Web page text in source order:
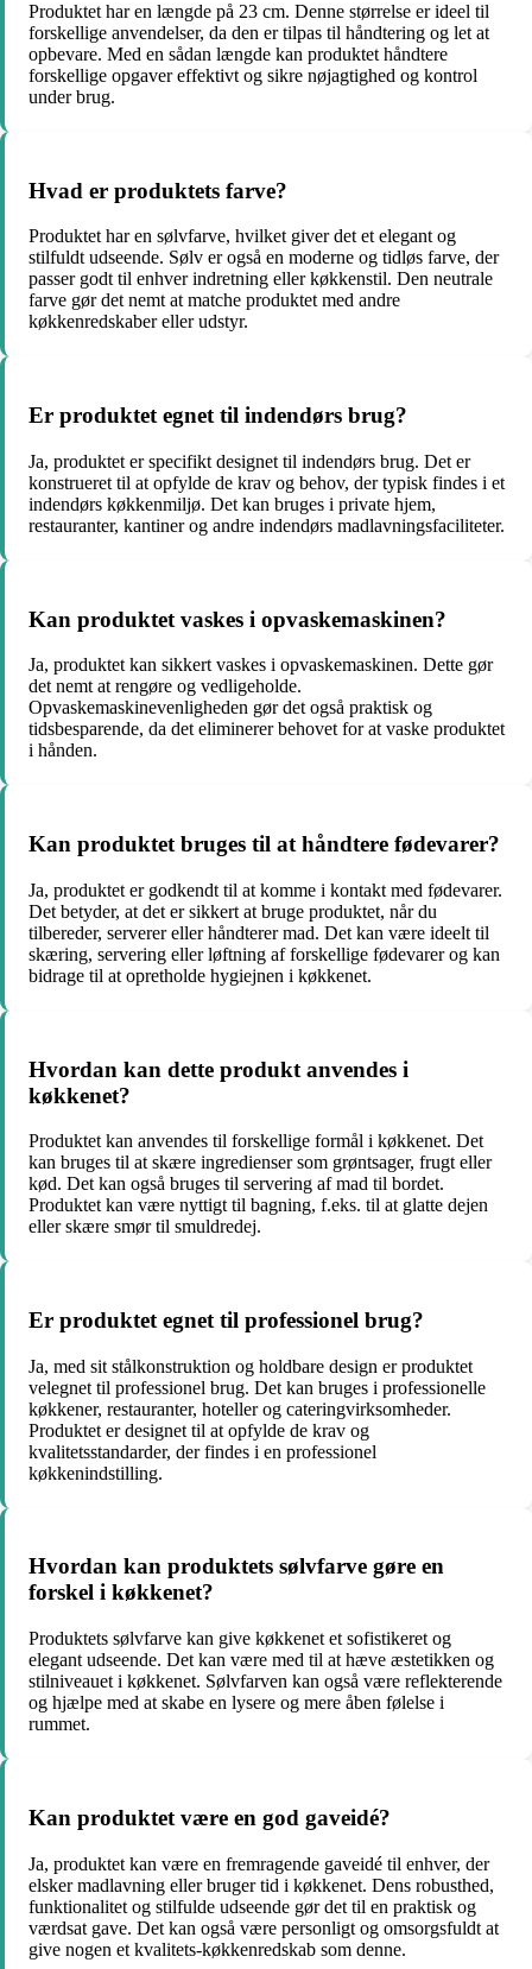
Produktet har en længde på 23 cm. Denne størrelse er ideel til
forskellige anvendelser, da den er tilpas til håndtering og let at
opbevare. Med en sådan længde kan produktet håndtere
forskellige opgaver effektivt og sikre nøjagtighed og kontrol
under brug.
Hvad er produktets farve?
Produktet har en sølvfarve, hvilket giver det et elegant og
stilfuldt udseende. Sølv er også en moderne og tidløs farve, der
passer godt til enhver indretning eller køkkenstil. Den neutrale
farve gør det nemt at matche produktet med andre
køkkenredskaber eller udstyr.
Er produktet egnet til indendørs brug?
Ja, produktet er specifikt designet til indendørs brug. Det er
konstrueret til at opfylde de krav og behov, der typisk findes i et
indendørs køkkenmiljø. Det kan bruges i private hjem,
restauranter, kantiner og andre indendørs madlavningsfaciliteter.
Kan produktet vaskes i opvaskemaskinen?
Ja, produktet kan sikkert vaskes i opvaskemaskinen. Dette gør
det nemt at rengøre og vedligeholde.
Opvaskemaskinevenligheden gør det også praktisk og
tidsbesparende, da det eliminerer behovet for at vaske produktet
i hånden.
Kan produktet bruges til at håndtere fødevarer?
Ja, produktet er godkendt til at komme i kontakt med fødevarer.
Det betyder, at det er sikkert at bruge produktet, når du
tilbereder, serverer eller håndterer mad. Det kan være ideelt til
skæring, servering eller løftning af forskellige fødevarer og kan
bidrage til at opretholde hygiejnen i køkkenet.
Hvordan kan dette produkt anvendes i
køkkenet?
Produktet kan anvendes til forskellige formål i køkkenet. Det
kan bruges til at skære ingredienser som grøntsager, frugt eller
kød. Det kan også bruges til servering af mad til bordet.
Produktet kan være nyttigt til bagning, f.eks. til at glatte dejen
eller skære smør til smuldredej.
Er produktet egnet til professionel brug?
Ja, med sit stålkonstruktion og holdbare design er produktet
velegnet til professionel brug. Det kan bruges i professionelle
køkkener, restauranter, hoteller og cateringvirksomheder.
Produktet er designet til at opfylde de krav og
kvalitetsstandarder, der findes i en professionel
køkkenindstilling.
Hvordan kan produktets sølvfarve gøre en
forskel i køkkenet?
Produktets sølvfarve kan give køkkenet et sofistikeret og
elegant udseende. Det kan være med til at hæve æstetikken og
stilniveauet i køkkenet. Sølvfarven kan også være reflekterende
og hjælpe med at skabe en lysere og mere åben følelse i
rummet.
Kan produktet være en god gaveidé?
Ja, produktet kan være en fremragende gaveidé til enhver, der
elsker madlavning eller bruger tid i køkkenet. Dens robusthed,
funktionalitet og stilfulde udseende gør det til en praktisk og
værdsat gave. Det kan også være personligt og omsorgsfuldt at
give nogen et kvalitets-køkkenredskab som denne.